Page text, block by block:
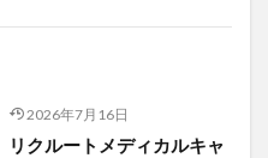
2026年7月16日
リクルートメディカルキャ